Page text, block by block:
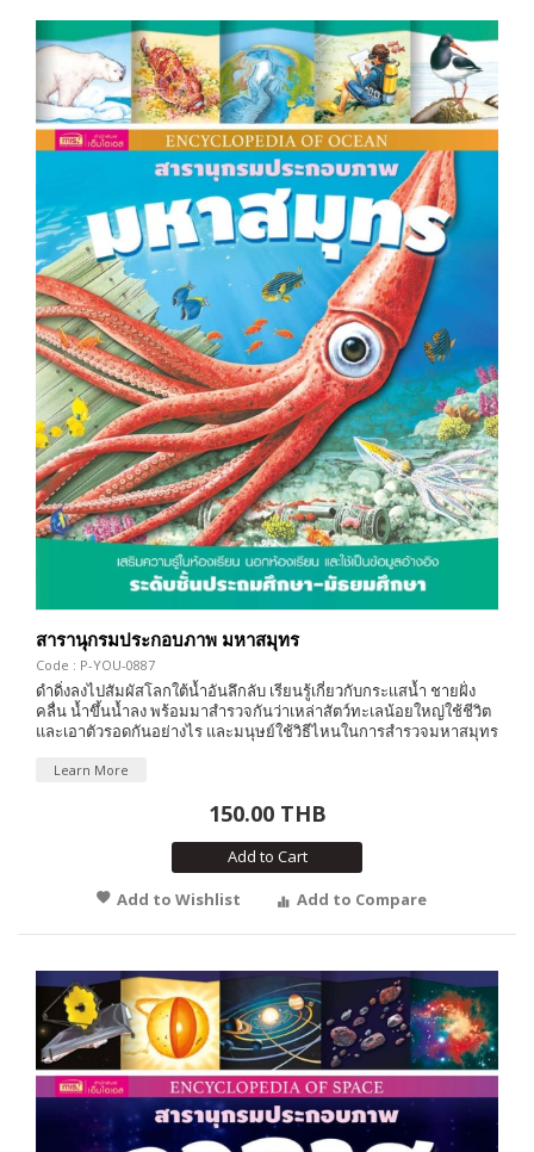
สารานุกรมประกอบภาพ มหาสมุทร
Code : P-YOU-0887
ดำดิ่งลงไปสัมผัสโลกใต้น้ำอันลึกลับ เรียนรู้เกี่ยวกับกระเเสน้ำ ชายฝั่ง
คลื่น น้ำขึ้นน้ำลง พร้อมมาสำรวจกันว่าเหล่าสัตว์ทะเลน้อยใหญ่ใช้ชีวิต
และเอาตัวรอดกันอย่างไร และมนุษย์ใช้วิธีไหนในการสำรวจมหาสมุทร
Learn More
150.00 THB
Add to Cart
Add to Wishlist
Add to Compare